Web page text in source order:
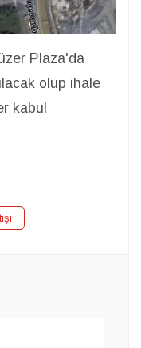
Plaza'da
olup ihale
kabul